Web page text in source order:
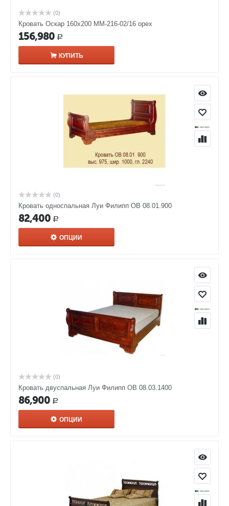
(0)
Кровать Оскар 160х200 ММ-216-02/16 орех
156,980 Р
КУПИТЬ
(0)
Кровать односпальная Луи Филипп ОВ 08.01.900
82,400 Р
ОПЦИИ
(0)
Кровать двуспальная Луи Филипп ОВ 08.03.1400
86,900 Р
ОПЦИИ